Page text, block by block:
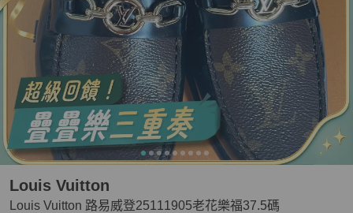
Louis Vuitton 路易威登25111905老花樂福37.5碼
Louis Vuitton